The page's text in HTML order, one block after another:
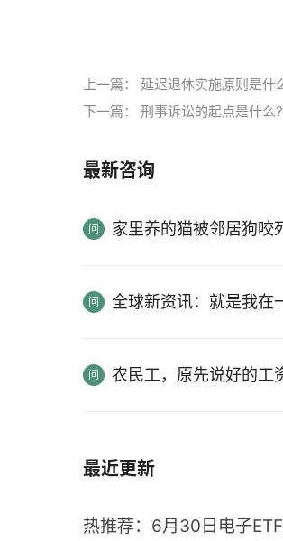
上一篇： 延迟退休实施原则是什
下一篇： 刑事诉讼的起点是什么
最新咨询
家里养的猫被邻居狗咬
全球新资讯：就是我在
农民工，原先说好的工
最近更新
热推荐：6月30日电子